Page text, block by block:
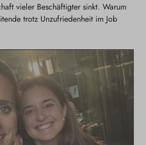
vieler Beschäftigter sinkt. Warum
trotz Unzufriedenheit im Job